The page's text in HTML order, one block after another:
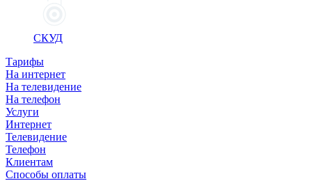
СКУД
Тарифы
На интернет
На телевидение
На телефон
Услуги
Интернет
Телевидение
Телефон
Клиентам
Способы оплаты